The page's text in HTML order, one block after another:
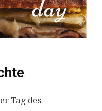
Tag des